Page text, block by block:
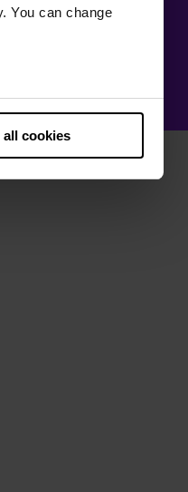
You can change
Court of Justice
is a particular risk
cookies